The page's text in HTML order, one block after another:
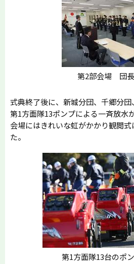
第2部会場 団
式典終了後に、新城分団、千郷分
第1方面隊13ポンプによる一斉放水
会場にはきれいな虹がかかり観閲
た。
第1方面隊13台のポ